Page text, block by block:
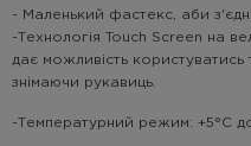
- Маленький фастекс, аби
-Технологія Touch Screen на
дає можливість
знімаючи рукавиць.
-Температурний режим: +5°С